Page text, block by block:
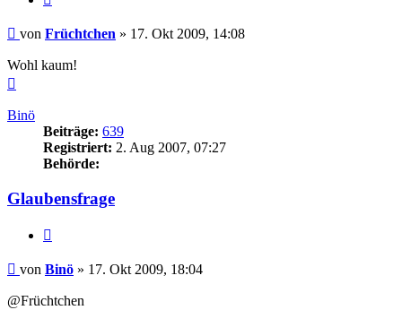
Beitrag
von Früchtchen » 17. Okt 2009, 14:08
Wohl kaum!
Binö
Beiträge: 639
Registriert: 2. Aug 2007, 07:27
Behörde:
Glaubensfrage
Beitrag
von Binö » 17. Okt 2009, 18:04
@Früchtchen